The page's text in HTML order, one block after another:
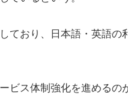
ており、日本語・英語の
ビス体制強化を進めるの